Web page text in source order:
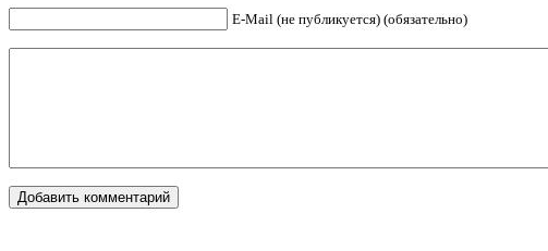
E-Mail (не публикуется) (обязательно)